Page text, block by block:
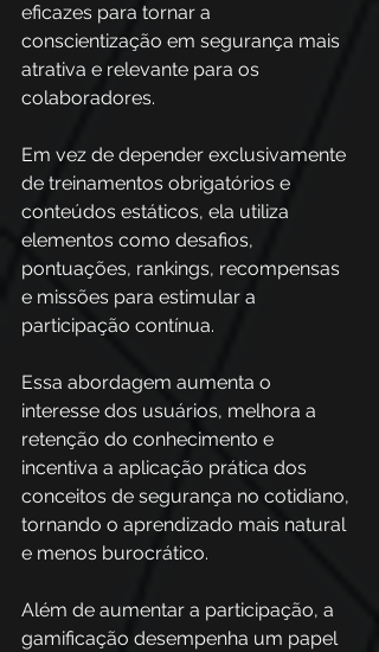
eficazes para tornar a
conscientização em segurança mais
atrativa e relevante para os
colaboradores.
Em vez de depender exclusivamente
de treinamentos obrigatórios e
conteúdos estáticos, ela utiliza
elementos como desafios,
pontuações, rankings, recompensas
e missões para estimular a
participação contínua.
Essa abordagem aumenta o
interesse dos usuários, melhora a
retenção do conhecimento e
incentiva a aplicação prática dos
conceitos de segurança no cotidiano,
tornando o aprendizado mais natural
e menos burocrático.
Além de aumentar a participação, a
gamificação desempenha um papel